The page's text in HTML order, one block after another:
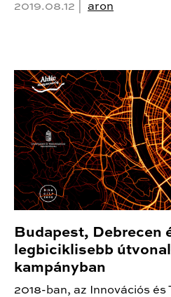
2019.08.12 | aron
Budapest, Debrecen
legbiciklisebb
kampányban
2018-ban, az Innovációs